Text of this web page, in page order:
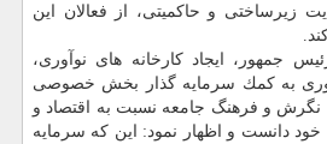
زیرساختی و حاكمیتی، از فعالان این
جمهور، ایجاد كارخانه های نوآوری،
به كمك سرمایه گذار بخش خصوصی
نگرش و فرهنگ جامعه نسبت به اقتصاد و
خود دانست و اظهار نمود: این كه سرمایه